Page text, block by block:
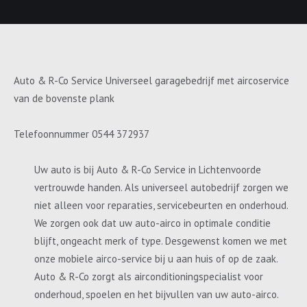
Auto & R-Co Service Universeel garagebedrijf met aircoservice
van de bovenste plank
Telefoonnummer 0544 372937
Uw auto is bij Auto & R-Co Service in Lichtenvoorde
vertrouwde handen. Als universeel autobedrijf zorgen we
niet alleen voor reparaties, servicebeurten en onderhoud.
We zorgen ook dat uw auto-airco in optimale conditie
blijft, ongeacht merk of type. Desgewenst komen we met
onze mobiele airco-service bij u aan huis of op de zaak.
Auto & R-Co zorgt als airconditioningspecialist voor
onderhoud, spoelen en het bijvullen van uw auto-airco.